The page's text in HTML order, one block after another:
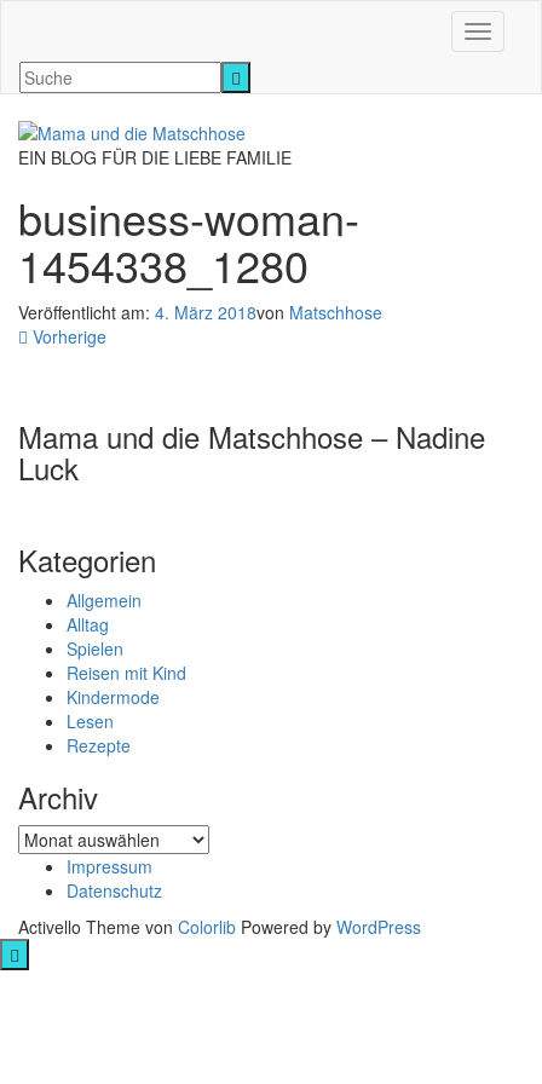
EIN BLOG FÜR DIE LIEBE FAMILIE
business-woman-
1454338_1280
Veröffentlicht am: 4. März 2018von Matschhose
Vorherige
Mama und die Matschhose – Nadine
Luck
Kategorien
Allgemein
Alltag
Spielen
Reisen mit Kind
Kindermode
Lesen
Rezepte
Archiv
Archiv
Impressum
Datenschutz
Activello Theme von Colorlib Powered by WordPress